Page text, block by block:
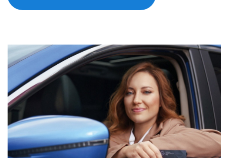
Сезонные работы
Для новых автомобилей.